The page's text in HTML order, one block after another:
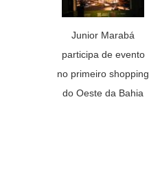
Junior Marabá
participa de evento
no primeiro shopping
do Oeste da Bahia